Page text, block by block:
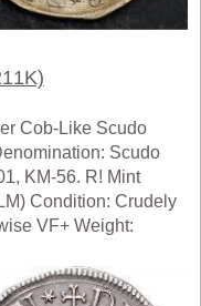
Cob-Like Scudo
Scudo
KM-56. R! Mint
Condition: Crudely
VF+ Weight: